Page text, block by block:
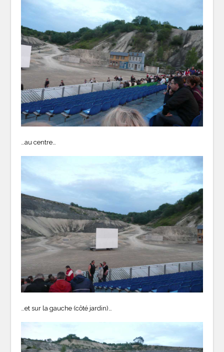
…au centre…
…et sur la gauche (côté jardin)…